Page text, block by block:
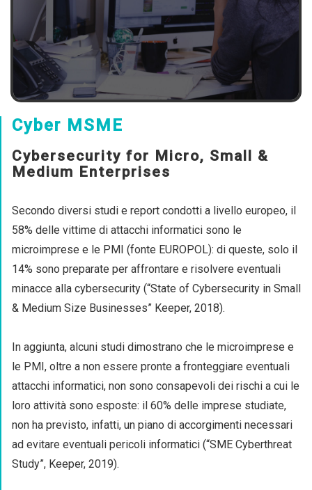
Cyber MSME
Cybersecurity for Micro, Small &
Medium Enterprises
Secondo diversi studi e report condotti a livello europeo, il
58% delle vittime di attacchi informatici sono le
microimprese e le PMI (fonte EUROPOL): di queste, solo il
14% sono preparate per affrontare e risolvere eventuali
minacce alla cybersecurity (“State of Cybersecurity in Small
& Medium Size Businesses” Keeper, 2018).
In aggiunta, alcuni studi dimostrano che le microimprese e
le PMI, oltre a non essere pronte a fronteggiare eventuali
attacchi informatici, non sono consapevoli dei rischi a cui le
loro attività sono esposte: il 60% delle imprese studiate,
non ha previsto, infatti, un piano di accorgimenti necessari
ad evitare eventuali pericoli informatici (“SME Cyberthreat
Study”, Keeper, 2019).